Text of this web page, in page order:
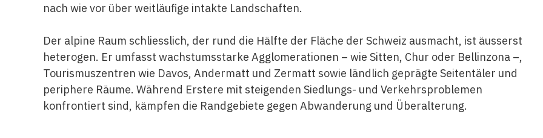
nach wie vor über weitläufige intakte Landschaften.
Der alpine Raum schliesslich, der rund die Hälfte der Fläche der Schweiz ausmacht, ist äusserst
heterogen. Er umfasst wachstumsstarke Agglomerationen – wie Sitten, Chur oder Bellinzona –,
Tourismuszentren wie Davos, Andermatt und Zermatt sowie ländlich geprägte Seitentäler und
periphere Räume. Während Erstere mit steigenden Siedlungs- und Verkehrsproblemen
konfrontiert sind, kämpfen die Randgebiete gegen Abwanderung und Überalterung.